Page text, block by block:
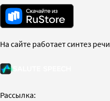
На сайте работает синтез речи
Рассылка: